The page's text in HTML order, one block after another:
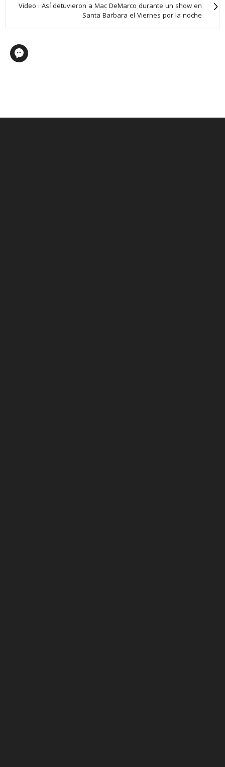
Video : Así detuvieron a Mac DeMarco durante un show en
Santa Barbara el Viernes por la noche